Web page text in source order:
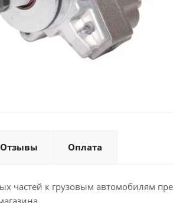
Отзывы Оплата
частей к грузовым автомобилям